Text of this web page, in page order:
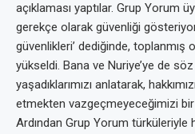
açıklaması yaptılar. Grup Yorum
gerekçe olarak güvenliği
güvenlikleri’ dediğinde, toplanmış
yükseldi. Bana ve Nuriye’ye de
yaşadıklarımızı anlatarak,
etmekten vazgeçmeyeceğimizi
Ardından Grup Yorum türküleriyle